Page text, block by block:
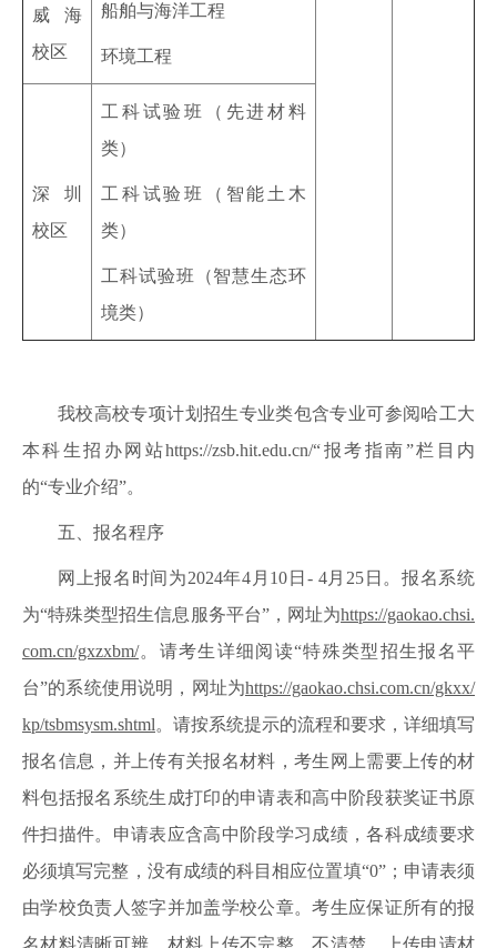
威海
校区
船舶与海洋工程
环境工程
深圳
校区
工科试验班（先进材料
类）
工科试验班（智能土木
类）
工科试验班（智慧生态环
境类）
我校高校专项计划招生专业类包含专业可参阅哈工大
本科生招办网站https://zsb.hit.edu.cn/“报考指南”栏目内
的“专业介绍”。
五、报名程序
网上报名时间为2024年4月10日- 4月25日。报名系统
为“特殊类型招生信息服务平台”，网址为https://gaokao.chsi.
com.cn/gxzxbm/。请考生详细阅读“特殊类型招生报名平
台”的系统使用说明，网址为https://gaokao.chsi.com.cn/gkxx/
kp/tsbmsysm.shtml。请按系统提示的流程和要求，详细填写
报名信息，并上传有关报名材料，考生网上需要上传的材
料包括报名系统生成打印的申请表和高中阶段获奖证书原
件扫描件。申请表应含高中阶段学习成绩，各科成绩要求
必须填写完整，没有成绩的科目相应位置填“0”；申请表须
由学校负责人签字并加盖学校公章。考生应保证所有的报
名材料清晰可辨，材料上传不完整、不清楚、上传申请材